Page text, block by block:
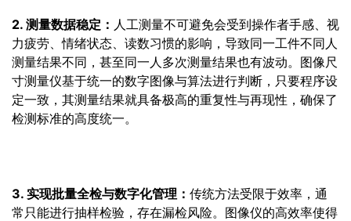
2. 测量数据稳定： 人工测量不可避免会受到操作者手感、视
力疲劳、情绪状态、读数习惯的影响，导致同一工件不同人
测量结果不同，甚至同一人多次测量结果也有波动。图像尺
寸测量仪基于统一的数字图像与算法进行判断，只要程序设
定一致，其测量结果就具备极高的重复性与再现性，确保了
检测标准的高度统一。
3. 实现批量全检与数字化管理： 传统方法受限于效率，通
常只能进行抽样检验，存在漏检风险。图像仪的高效率使得